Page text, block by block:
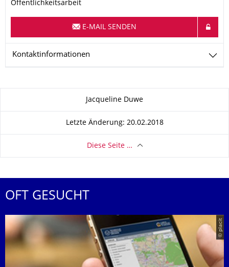
Öffentlichkeitsarbeit
E-MAIL SENDEN
Kontaktinformationen
Jacqueline Duwe
Letzte Änderung: 20.02.2018
Diese Seite …
OFT GESUCHT
© placit